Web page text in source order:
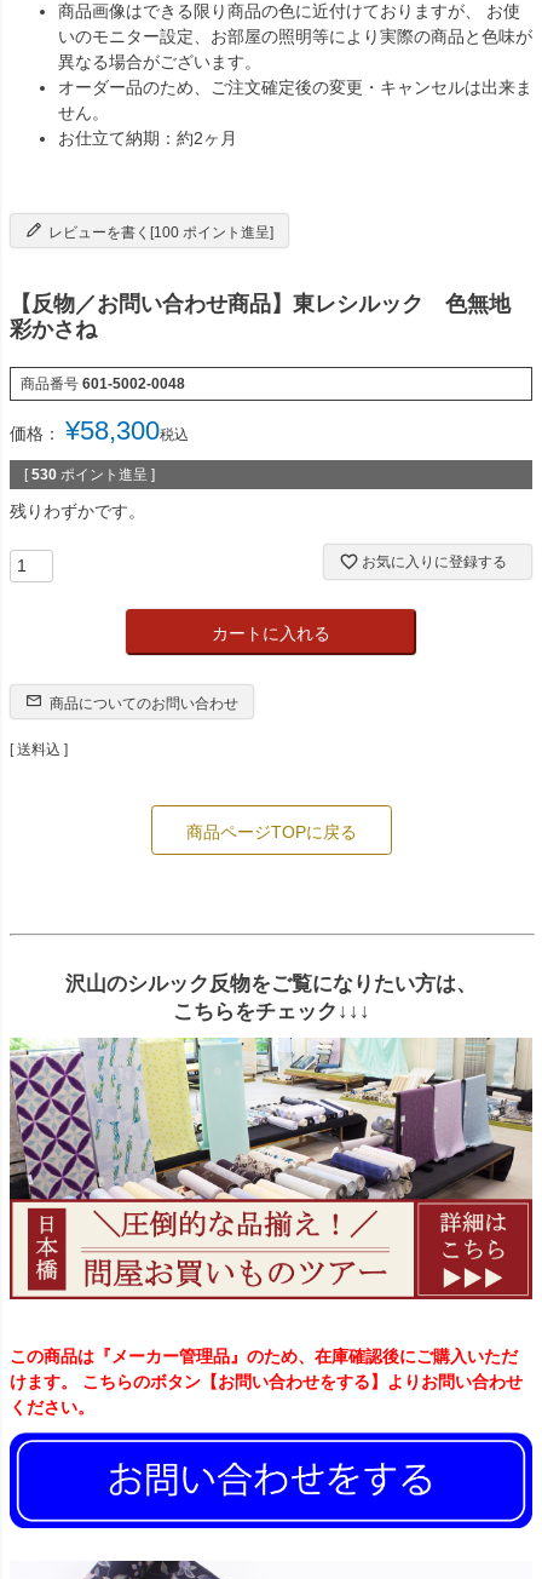
商品画像はできる限り商品の色に近付けておりますが、 お使
いのモニター設定、お部屋の照明等により実際の商品と色味が
異なる場合がございます。
オーダー品のため、ご注文確定後の変更・キャンセルは出来ま
せん。
お仕立て納期：約2ヶ月
レビューを書く[100 ポイント進呈]
【反物／お問い合わせ商品】東レシルック 色無地
彩かさね
商品番号 601-5002-0048
価格： ¥58,300税込
[ 530 ポイント進呈 ]
残りわずかです。
お気に入りに登録する
カートに入れる
商品についてのお問い合わせ
送料込
商品ページTOPに戻る
沢山のシルック反物をご覧になりたい方は、
こちらをチェック↓↓↓
この商品は『メーカー管理品』のため、在庫確認後にご購入いただ
けます。 こちらのボタン【お問い合わせをする】よりお問い合わせ
ください。